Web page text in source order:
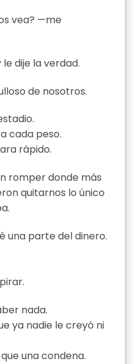
vea? —me
dije la verdad.
de nosotros.
cada peso.
rápido.
romper donde más
quitarnos lo único
una parte del dinero.
nada.
ya nadie le creyó ni
una condena.